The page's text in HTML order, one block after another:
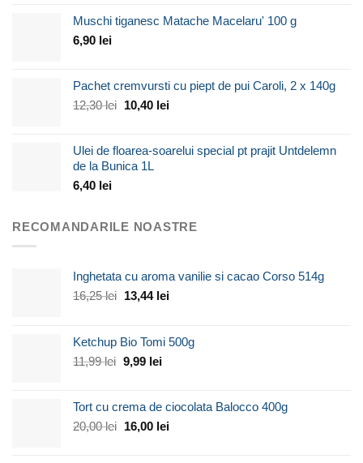
Muschi tiganesc Matache Macelaru' 100 g
6,90 lei
Pachet cremvursti cu piept de pui Caroli, 2 x 140g
12,30lei Prețul
fost:
12,30 lei.
10,40 leiPrețul
10,40 lei.
Ulei de floarea-soarelui special pt prajit Untdelemn
de la Bunica 1L
6,40 lei
RECOMANDARILE NOASTRE
Inghetata cu aroma vanilie si cacao Corso 514g
16,25lei Prețul
fost:
16,25 lei.
13,44 leiPrețul
13,44 lei.
Ketchup Bio Tomi 500g
11,99lei Prețul
fost:
11,99 lei.
9,99 leiPrețul
9,99 lei.
Tort cu crema de ciocolata Balocco 400g
20,00lei Prețul
16,00 leiPrețul